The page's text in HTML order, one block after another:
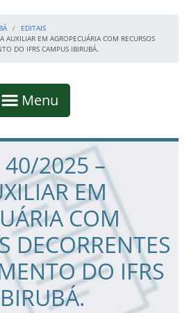
EDITAIS
EM AGROPECUÁRIA COM RECURSOS
DO IFRS CAMPUS IBIRUBÁ.
Mostrar
Menu
40/2025 –
EM
COM
DECORRENTES
DO IFRS